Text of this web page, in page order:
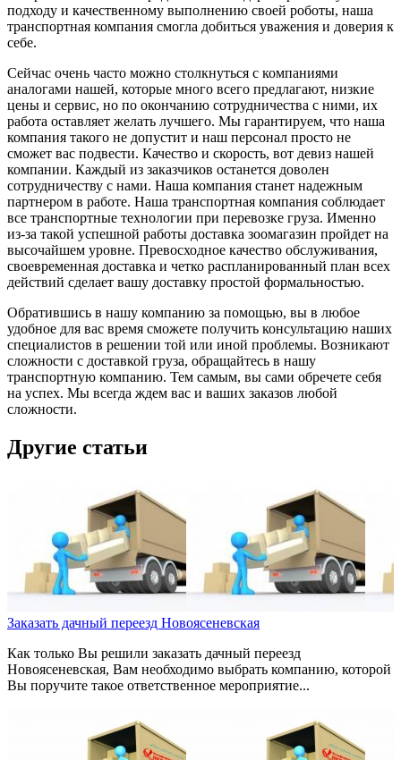
подходу и качественному выполнению своей роботы, наша
транспортная компания смогла добиться уважения и доверия к
себе.
Сейчас очень часто можно столкнуться с компаниями
аналогами нашей, которые много всего предлагают, низкие
цены и сервис, но по окончанию сотрудничества с ними, их
работа оставляет желать лучшего. Мы гарантируем, что наша
компания такого не допустит и наш персонал просто не
сможет вас подвести. Качество и скорость, вот девиз нашей
компании. Каждый из заказчиков останется доволен
сотрудничеству с нами. Наша компания станет надежным
партнером в работе. Наша транспортная компания соблюдает
все транспортные технологии при перевозке груза. Именно
из-за такой успешной работы доставка зоомагазин пройдет на
высочайшем уровне. Превосходное качество обслуживания,
своевременная доставка и четко распланированный план всех
действий сделает вашу доставку простой формальностью.
Обратившись в нашу компанию за помощью, вы в любое
удобное для вас время сможете получить консультацию наших
специалистов в решении той или иной проблемы. Возникают
сложности с доставкой груза, обращайтесь в нашу
транспортную компанию. Тем самым, вы сами обречете себя
на успех. Мы всегда ждем вас и ваших заказов любой
сложности.
Другие статьи
Заказать дачный переезд Новоясеневская
Как только Вы решили заказать дачный переезд
Новоясеневская, Вам необходимо выбрать компанию, которой
Вы поручите такое ответственное мероприятие...